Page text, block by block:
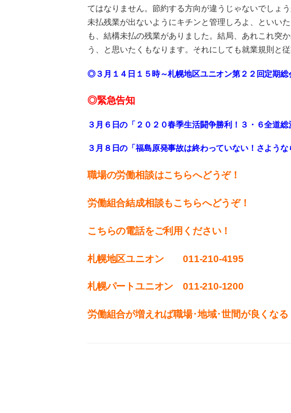
てはなりません。節約する方向が違うじゃないでしょ
未払残業が出ないようにキチンと管理しろよ、といい
も、結構未払の残業がありました。結局、あれこれ突
う、と思いたくもなります。それにしても就業規則と
◎３月１４日１５時～札幌地区ユニオン第２２回定期総
◎緊急告知
３月６日の「２０２０春季生活闘争勝利！３・６全道総
３月８日の「福島原発事故は終わっていない！さような
職場の労働相談はこちらへどうぞ！
労働組合結成相談もこちらへどうぞ！
こちらの電話をご利用ください！
札幌地区ユニオン 011-210-4195
札幌パートユニオン 011‐210-1200
労働組合が増えれば職場･地域･世間が良くなる